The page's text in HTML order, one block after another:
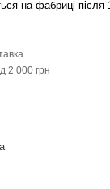
на фабриці після
2 000 грн